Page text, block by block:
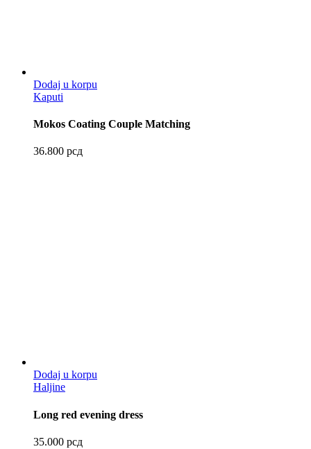
Dodaj u korpu
Kaputi
Mokos Coating Couple Matching
36.800 рсд
Dodaj u korpu
Haljine
Long red evening dress
35.000 рсд